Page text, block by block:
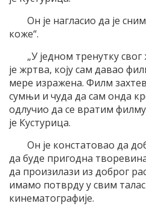
Он је нагласио да је
коже“.
„У једном тренутку
је жртва, коју сам давао
мере изражена. Филм
сумњи и чуда да сам онда
одлучио да се вратим
је Кустурица.
Он је констатовао да
да буде пригодна
да произилази из доброг
имамо потврду у свим
кинематографије.